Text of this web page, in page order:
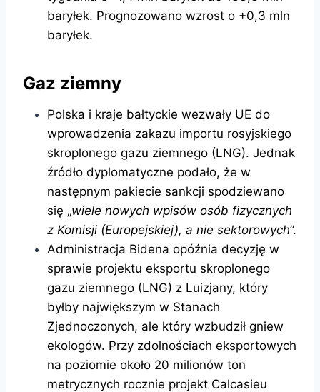
baryłek. Prognozowano wzrost o +0,3 mln
baryłek.
Gaz ziemny
Polska i kraje bałtyckie wezwały UE do
wprowadzenia zakazu importu rosyjskiego
skroplonego gazu ziemnego (LNG). Jednak
źródło dyplomatyczne podało, że w
następnym pakiecie sankcji spodziewano
się „wiele nowych wpisów osób fizycznych
z Komisji (Europejskiej), a nie sektorowych”.
Administracja Bidena opóźnia decyzję w
sprawie projektu eksportu skroplonego
gazu ziemnego (LNG) z Luizjany, który
byłby największym w Stanach
Zjednoczonych, ale który wzbudził gniew
ekologów. Przy zdolnościach eksportowych
na poziomie około 20 milionów ton
metrycznych rocznie projekt Calcasieu